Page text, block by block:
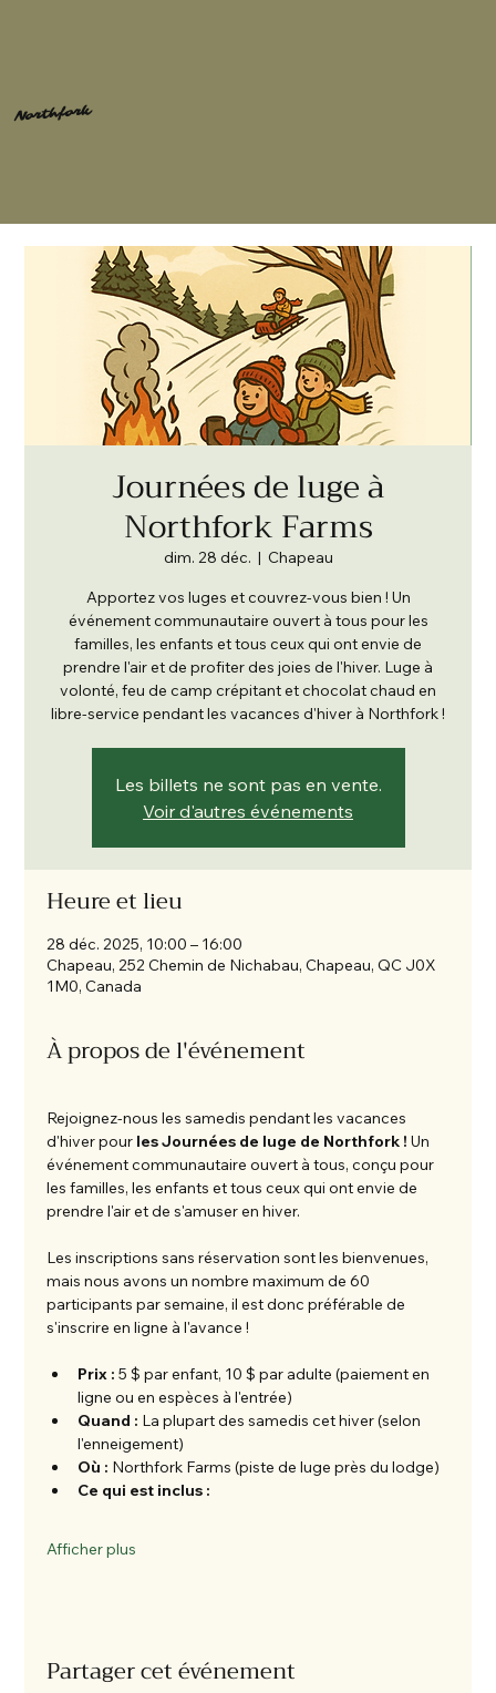
Northfork
Journées de luge à
Northfork Farms
dim. 28 déc.
  |
Chapeau
Apportez vos luges et couvrez-vous bien ! Un
événement communautaire ouvert à tous pour les
familles, les enfants et tous ceux qui ont envie de
prendre l'air et de profiter des joies de l'hiver. Luge à
volonté, feu de camp crépitant et chocolat chaud en
libre-service pendant les vacances d'hiver à Northfork !
Les billets ne sont pas en vente.
Voir d'autres événements
Heure et lieu
28 déc. 2025, 10:00 – 16:00
Chapeau, 252 Chemin de Nichabau, Chapeau, QC J0X
1M0, Canada
À propos de l'événement
Rejoignez-nous les samedis pendant les vacances
d'hiver pour les Journées de luge de Northfork ! Un
événement communautaire ouvert à tous, conçu pour
les familles, les enfants et tous ceux qui ont envie de
prendre l'air et de s'amuser en hiver.
Les inscriptions sans réservation sont les bienvenues,
mais nous avons un nombre maximum de 60
participants par semaine, il est donc préférable de
s'inscrire en ligne à l'avance !
Prix : 5 $ par enfant, 10 $ par adulte (paiement en
ligne ou en espèces à l'entrée)
Quand : La plupart des samedis cet hiver (selon
l'enneigement)
Où : Northfork Farms (piste de luge près du lodge)
Ce qui est inclus :
Afficher plus
Partager cet événement